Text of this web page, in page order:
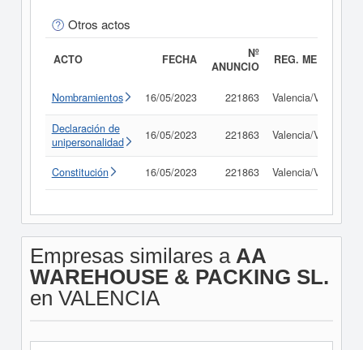
Otros actos
ACTO FECHA
Nº
ANUNCIO
REG. MERC.
Nombramientos 16/05/2023 221863 Valencia/València
Declaración de
unipersonalidad
16/05/2023 221863 Valencia/València
Constitución 16/05/2023 221863 Valencia/València
Empresas similares a AA
WAREHOUSE & PACKING SL.
en VALENCIA